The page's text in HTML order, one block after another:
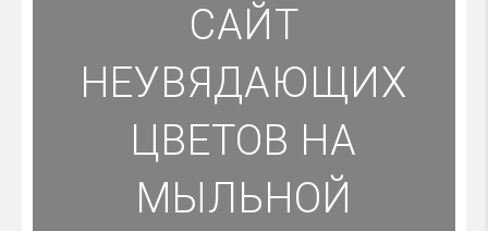
САЙТ
НЕУВЯДАЮЩИХ
ЦВЕТОВ НА
МЫЛЬНОЙ